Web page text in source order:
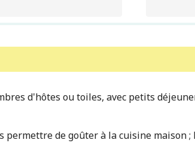
d'hôtes ou toiles, avec petits
de goûter à la cuisine maison